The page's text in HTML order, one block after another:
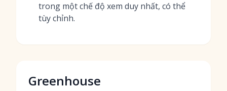
trong một chế độ xem duy nhất, có thể
tùy chỉnh.
Greenhouse